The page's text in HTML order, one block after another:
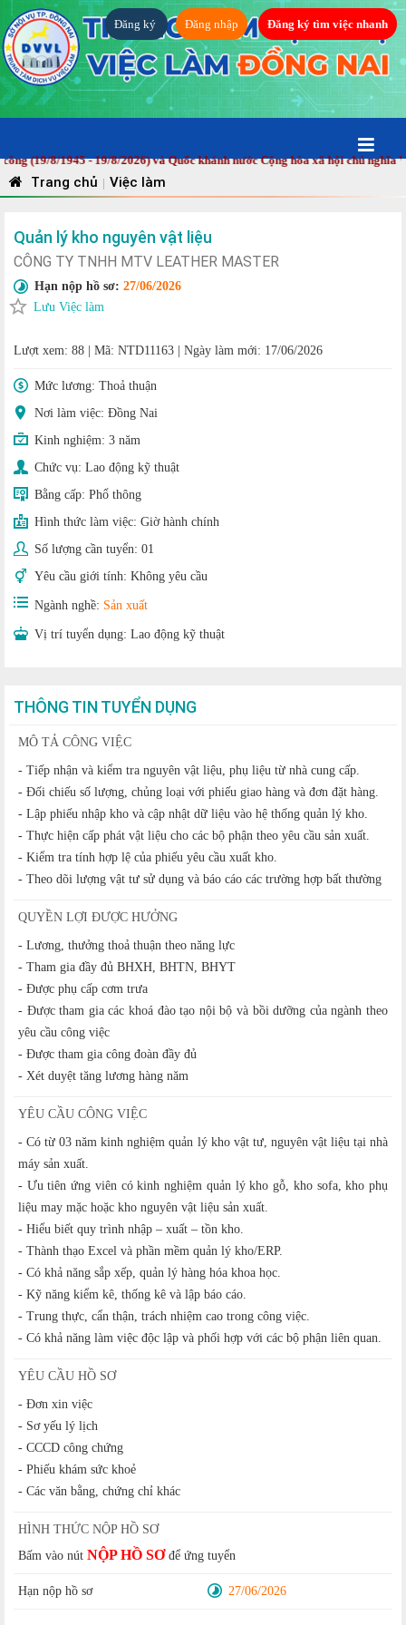
Đăng ký Đăng nhập Đăng ký tìm việc nhanh
8/1945 - 19/8/2026) và Quốc khánh nước Cộng hòa xã hội chủ nghĩa
Trang chủ | Việc làm
Quản lý kho nguyên vật liệu
CÔNG TY TNHH MTV LEATHER MASTER
Hạn nộp hồ sơ: 27/06/2026
Lưu Việc làm
Lượt xem: 88 Mã: NTD11163 Ngày làm mới: 17/06/2026
Mức lương: Thoả thuận
Nơi làm việc: Đồng Nai
Kinh nghiệm: 3 năm
Chức vụ: Lao động kỹ thuật
Bằng cấp: Phổ thông
Hình thức làm việc: Giờ hành chính
Số lượng cần tuyển: 01
Yêu cầu giới tính: Không yêu cầu
Ngành nghề: Sản xuất
Vị trí tuyển dụng: Lao động kỹ thuật
THÔNG TIN TUYỂN DỤNG
MÔ TẢ CÔNG VIỆC
- Tiếp nhận và kiểm tra nguyên vật liệu, phụ liệu từ nhà cung cấp.
- Đối chiếu số lượng, chủng loại với phiếu giao hàng và đơn đặt hàng.
- Lập phiếu nhập kho và cập nhật dữ liệu vào hệ thống quản lý kho.
- Thực hiện cấp phát vật liệu cho các bộ phận theo yêu cầu sản xuất.
- Kiểm tra tính hợp lệ của phiếu yêu cầu xuất kho.
- Theo dõi lượng vật tư sử dụng và báo cáo các trường hợp bất thường
QUYỀN LỢI ĐƯỢC HƯỞNG
- Lương, thưởng thoả thuận theo năng lực
- Tham gia đầy đủ BHXH, BHTN, BHYT
- Được phụ cấp cơm trưa
- Được tham gia các khoá đào tạo nội bộ và bồi dưỡng của ngành theo
yêu cầu công việc
- Được tham gia công đoàn đầy đủ
- Xét duyệt tăng lương hàng năm
YÊU CẦU CÔNG VIỆC
- Có từ 03 năm kinh nghiệm quản lý kho vật tư, nguyên vật liệu tại nhà
máy sản xuất.
- Ưu tiên ứng viên có kinh nghiệm quản lý kho gỗ, kho sofa, kho phụ
liệu may mặc hoặc kho nguyên vật liệu sản xuất.
- Hiểu biết quy trình nhập – xuất – tồn kho.
- Thành thạo Excel và phần mềm quản lý kho/ERP.
- Có khả năng sắp xếp, quản lý hàng hóa khoa học.
- Kỹ năng kiểm kê, thống kê và lập báo cáo.
- Trung thực, cẩn thận, trách nhiệm cao trong công việc.
- Có khả năng làm việc độc lập và phối hợp với các bộ phận liên quan.
YÊU CẦU HỒ SƠ
- Đơn xin việc
- Sơ yếu lý lịch
- CCCD công chứng
- Phiếu khám sức khoẻ
- Các văn bằng, chứng chỉ khác
HÌNH THỨC NỘP HỒ SƠ
Bấm vào nút NỘP HỒ SƠđể ứng tuyển
Hạn nộp hồ sơ 27/06/2026